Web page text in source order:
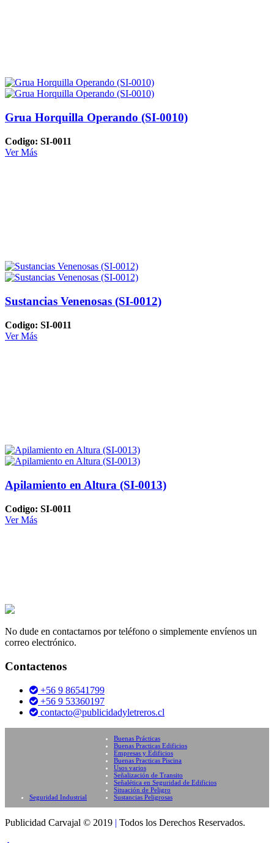
Grua Horquilla Operando (SI-0010)
Codigo: SI-0011
Ver Más
Sustancias Venenosas (SI-0012)
Codigo: SI-0011
Ver Más
Apilamiento en Altura (SI-0013)
Codigo: SI-0011
Ver Más
No dude en contactarnos por teléfono o simplemente envíenos un
correo electrónico.
Contactenos
+56 9 86541799
+56 9 53360197
contacto@publicidadyletreros.cl
Seguridad Industrial
Buenas Prácticas
Buenas Practicas Edificios
Empresas y Edificios
Buenas Practicas Piscina
Usos varios
Señalización de Transito
Señalética en Seguridad de Edificios
Situación de Peligro
Sustancias Peligrosas
Publicidad Carvajal © 2019 | Todos los Derechos Reservados.